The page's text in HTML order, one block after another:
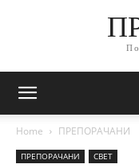
Home ПРЕПОРАЧАНИ
ПРЕПОРАЧАНИ СВЕТ